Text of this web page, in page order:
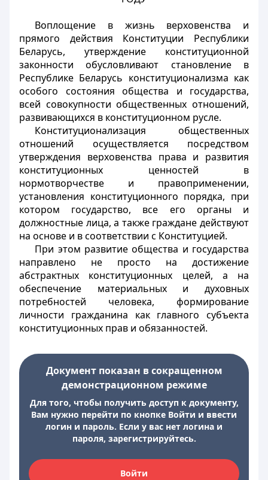
Воплощение в жизнь верховенства и
прямого действия Конституции Республики
Беларусь, утверждение конституционной
законности обусловливают становление в
Республике Беларусь конституционализма как
особого состояния общества и государства,
всей совокупности общественных отношений,
развивающихся в конституционном русле.
Конституционализация общественных
отношений осуществляется посредством
утверждения верховенства права и развития
конституционных ценностей в
нормотворчестве и правоприменении,
установления конституционного порядка, при
котором государство, все его органы и
должностные лица, а также граждане действуют
на основе и в соответствии с Конституцией.
При этом развитие общества и государства
направлено не просто на достижение
абстрактных конституционных целей, а на
обеспечение материальных и духовных
потребностей человека, формирование
личности гражданина как главного субъекта
конституционных прав и обязанностей.
Документ показан в сокращенном
демонстрационном режиме
Для того, чтобы получить доступ к документу,
Вам нужно перейти по кнопке Войти и ввести
логин и пароль. Если у вас нет логина и
пароля, зарегистрируйтесь.
Войти